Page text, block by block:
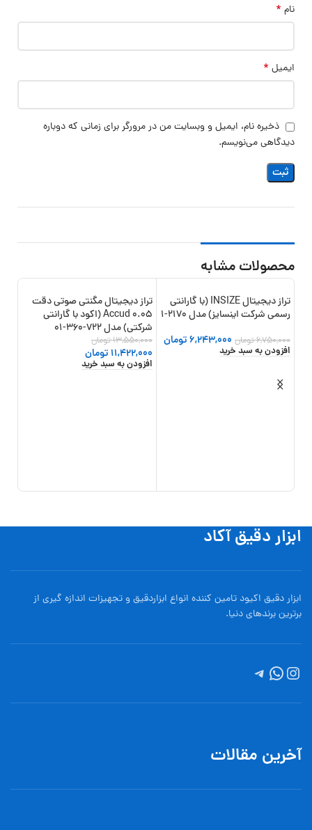
نام *
ایمیل *
ذخیره نام، ایمیل و وبسایت من در مرورگر برای زمانی که دوباره
دیدگاهی می‌نویسم.
محصولات مشابه
-8%
تراز دیجیتال INSIZE (با گارانتی
رسمی شرکت اینسایز) مدل 2170-1
6,750,000تومان 6,243,000تومان
افزودن به سبد خرید
-16%
تراز دیجیتال مگنتی صوتی دقت
0.05 Accud (اکود با گارانتی
شرکتی) مدل 722-360-01
13,550,000تومان
11,422,000 تومان
افزودن به سبد خرید
ابزار دقیق آکاد
ابزار دقیق اکیود تامین کننده انواع ابزاردقيق و تجهيزات اندازه گیری از
برترین برندهای دنیا.
آخرین مقالات